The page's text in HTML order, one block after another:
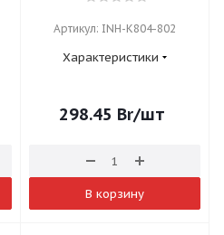
Артикул: INH-K804-802
Характеристики
298.45 Br/шт
В корзину